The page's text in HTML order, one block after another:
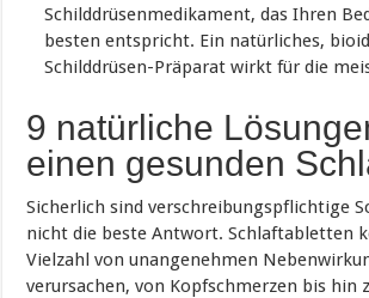
Schilddrüsenmedikament, das Ihren
besten entspricht. Ein natürliches,
Schilddrüsen-Präparat wirkt für die
9 natürliche
einen gesunden
Sicherlich sind verschreibungspflichtige
nicht die beste Antwort. Schlaftabletten
Vielzahl von unangenehmen
verursachen, von Kopfschmerzen bis hin